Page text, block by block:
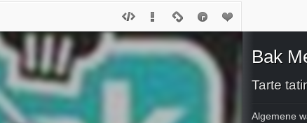
Bak
Tarte
Algemene